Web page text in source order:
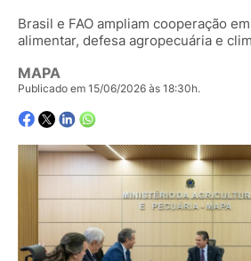
Brasil e FAO ampliam cooperação
alimentar, defesa agropecuária e
MAPA
Publicado em 15/06/2026 às 18:30h.